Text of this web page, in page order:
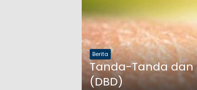
Berita
Tanda-Tanda
(DBD)